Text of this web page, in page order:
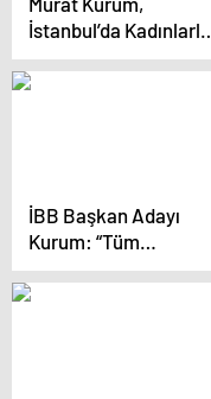
İstanbul’da Kadınlarla
Buluştu
İBB Başkan Adayı
Kurum: “Tüm
emekçilerimizin
tazminatı da teminatı